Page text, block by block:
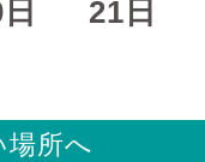
21日
所へ